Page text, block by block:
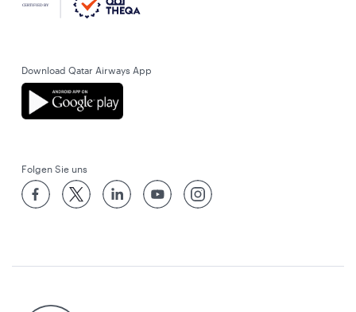
Download Qatar Airways App
Folgen Sie uns